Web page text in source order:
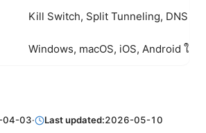
Kill Switch, Split Tunneling, DNS
Windows, macOS, iOS, Android ใน
04-03· Last updated:2026-05-10